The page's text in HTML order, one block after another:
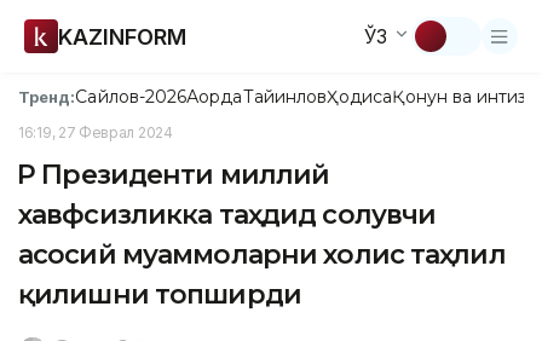
KAZINFORM ЎЗ
Тренд:Сайлов-2026АқордаТайинловҲодисаҚонун ва
16:19, 27 Феврал 2024
ҚР Президенти миллий
хавфсизликка таҳдид солувчи
асосий муаммоларни холис таҳлил
қилишни топширди